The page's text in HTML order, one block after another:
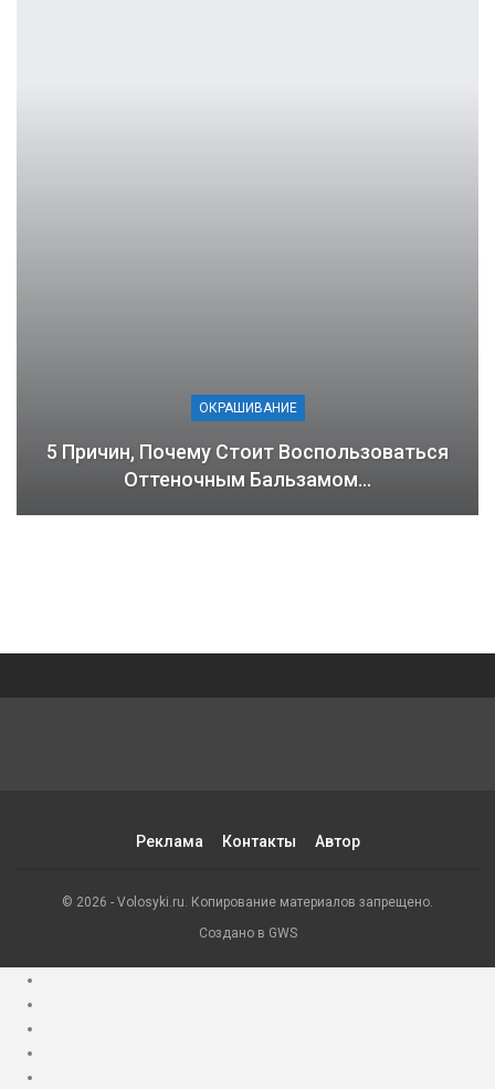
ОКРАШИВАНИЕ
5 Причин, Почему Стоит Воспользоваться
Оттеночным Бальзамом…
Реклама Контакты Автор
© 2026 - Volosyki.ru. Копирование материалов запрещено.
Создано в GWS